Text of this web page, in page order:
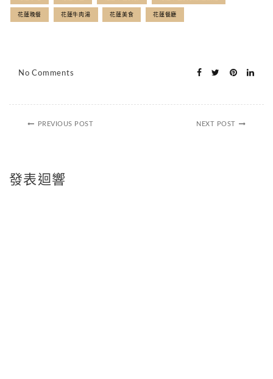
花蓮晚餐 花蓮牛肉湯 花蓮美食 花蓮餐廳
No Comments
PREVIOUS POST NEXT POST
發表迴響